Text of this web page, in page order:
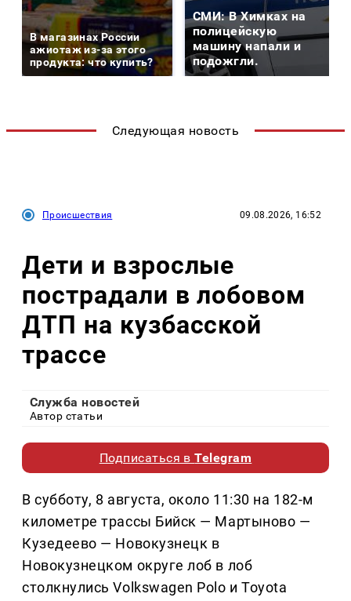
В магазинах России
ажиотаж из-за этого
продукта: что купить?
СМИ: В Химках на
полицейскую
машину напали и
подожгли.
Следующая новость
Происшествия 09.08.2026, 16:52
Дети и взрослые
пострадали в лобовом
ДТП на кузбасской
трассе
Служба новостей
Автор статьи
Подписаться вTelegram
В субботу, 8 августа, около 11:30 на 182-м
километре трассы Бийск — Мартыново —
Кузедеево — Новокузнецк в
Новокузнецком округе лоб в лоб
столкнулись Volkswagen Polo и Toyota